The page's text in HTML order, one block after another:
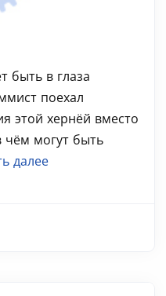
быть в глаза
поехал
этой хернёй вместо
чём могут быть
далее